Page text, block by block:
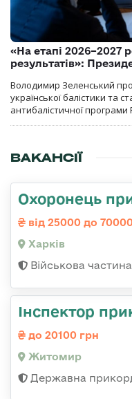
«На етапі 2026–2027
результатів»:
Володимир Зеленський
української балістики та
антибалістичної програми
ВАКАНСІЇ
Охоронець
від 25000 до
Харків
Військова
Інспектор
до 20100 грн
Житомир
Державна